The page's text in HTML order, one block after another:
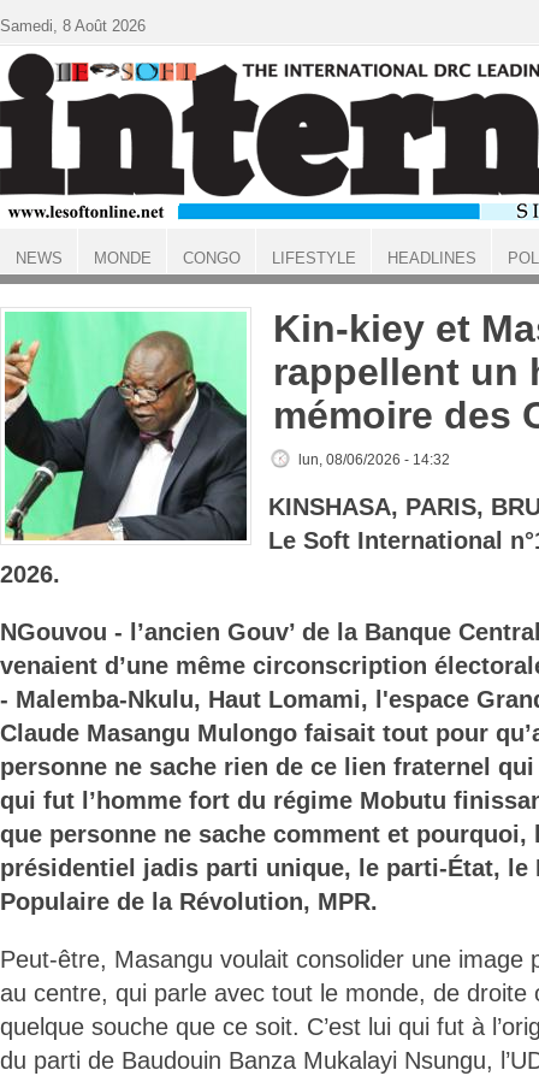
ACCUEIL
Kin-kiey et
rappellent un
mémoire des
lun, 08/06/2026 - 14:32
KINSHASA, PARIS,
Le Soft International
2026.
NGouvou - l’ancien Gouv’ de la Banque
venaient d’une même circonscription
- Malemba-Nkulu, Haut Lomami, l'espace
Claude Masangu Mulongo faisait tout pour
personne ne sache rien de ce lien fraternel
qui fut l’homme fort du régime Mobutu
que personne ne sache comment et
présidentiel jadis parti unique, le parti-État, le
Populaire de la Révolution, MPR.
Peut-être, Masangu voulait consolider une image
au centre, qui parle avec tout le monde, de droite
quelque souche que ce soit. C’est lui qui fut à
du parti de Baudouin Banza Mukalayi Nsungu,
Samedi, 8 Août 2026
NEWS MONDE CONGO LIFESTYLE HEADLINES